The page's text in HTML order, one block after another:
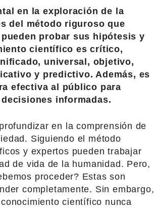
en la exploración de la
del método riguroso que
probar sus hipótesis y
científico es crítico,
universal, objetivo,
y predictivo. Además, es
efectiva al público para
informadas.
en la comprensión de
Siguiendo el método
y expertos pueden trabajar
de vida de la humanidad. Pero,
proceder? Estas son
completamente. Sin embargo,
científico nunca